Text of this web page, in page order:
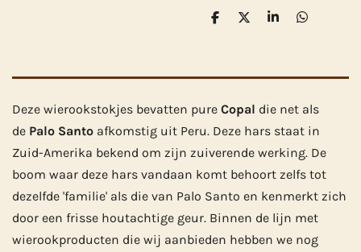
D
n
D
S
e
D
n
Deze wierookstokjes bevatten pure Copal die net als
de Palo Santo afkomstig uit Peru. Deze hars staat in
Zuid-Amerika bekend om zijn zuiverende werking. De
boom waar deze hars vandaan komt behoort zelfs tot
dezelfde 'familie' als die van Palo Santo en kenmerkt zich
door een frisse houtachtige geur. Binnen de lijn met
wierookproducten die wij aanbieden hebben we nog